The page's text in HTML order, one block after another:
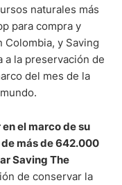
naturales más
para compra y
Colombia, y Saving
a la preservación de
del mes de la
el marco de su
más de 642.000
Saving The
de conservar la